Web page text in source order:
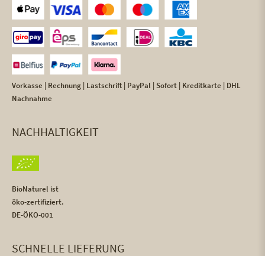
Vorkasse | Rechnung | Lastschrift | PayPal | Sofort | Kreditkarte | DHL
Nachnahme
NACHHALTIGKEIT
BioNaturel ist
öko-zertifiziert.
DE-ÖKO-001
SCHNELLE LIEFERUNG